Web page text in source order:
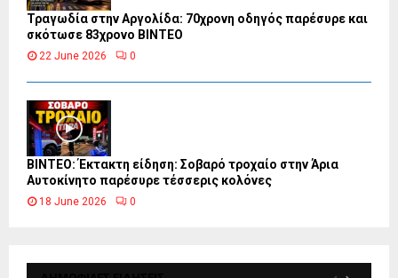
Τραγωδία στην Αργολίδα: 70χρονη οδηγός παρέσυρε και
σκότωσε 83χρονο ΒΙΝΤΕΟ
22 June 2026 0
ΒΙΝΤΕΟ: Έκτακτη είδηση: Σοβαρό τροχαίο στην Άρια
Αυτοκίνητο παρέσυρε τέσσερις κολόνες
18 June 2026 0